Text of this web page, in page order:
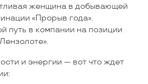
женщина в добывающей
«Прорыв года».
путь в компании на позиции
и энергии — вот что ждет